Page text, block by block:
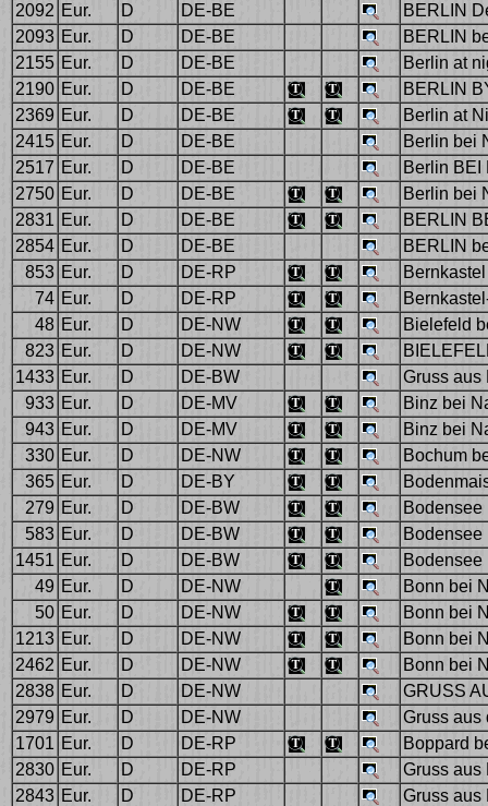
2092 Eur. D DE-BE
BERLIN
2093 Eur. D DE-BE
BERLIN
2155 Eur. D DE-BE
Berlin at
2190 Eur. D DE-BE
BERLIN
2369 Eur. D DE-BE
Berlin at
2415 Eur. D DE-BE
Berlin bei
2517 Eur. D DE-BE
Berlin BEI
2750 Eur. D DE-BE
Berlin bei
2831 Eur. D DE-BE
BERLIN
2854 Eur. D DE-BE
BERLIN
853 Eur. D DE-RP
74 Eur. D DE-RP
48 Eur. D DE-NW
Bielefeld
823 Eur. D DE-NW
1433 Eur. D DE-BW
Gruss aus
933 Eur. D DE-MV
Binz bei
943 Eur. D DE-MV
Binz bei
330 Eur. D DE-NW
Bochum
365 Eur. D DE-BY
279 Eur. D DE-BW
Bodensee
583 Eur. D DE-BW
Bodensee
1451 Eur. D DE-BW
Bodensee
49 Eur. D DE-NW
Bonn bei
50 Eur. D DE-NW
Bonn bei
1213 Eur. D DE-NW
Bonn bei
2462 Eur. D DE-NW
Bonn bei
2838 Eur. D DE-NW
GRUSS
2979 Eur. D DE-NW
Gruss aus
1701 Eur. D DE-RP
Boppard
2830 Eur. D DE-RP
Gruss aus
2843 Eur. D DE-RP
Gruss aus